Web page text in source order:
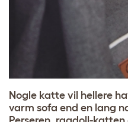
Nogle katte vil hellere
varm sofa end en lang